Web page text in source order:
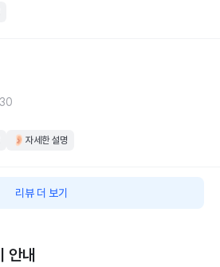
자세한 설명
리뷰 더 보기
안내